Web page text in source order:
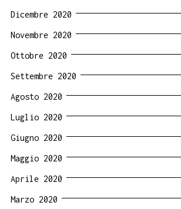
Dicembre 2020
Novembre 2020
Ottobre 2020
Settembre 2020
Agosto 2020
Luglio 2020
Giugno 2020
Maggio 2020
Aprile 2020
Marzo 2020